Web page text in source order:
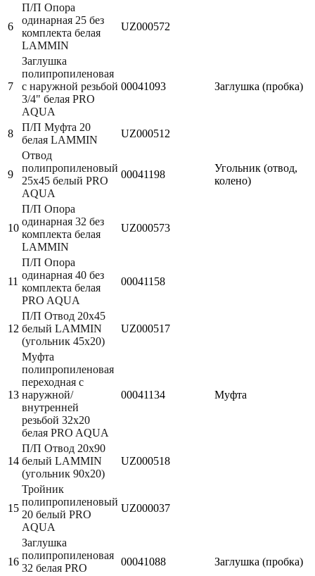
6
П/П Опора
одинарная 25 без
комплекта белая
LAMMIN
UZ000572
7
Заглушка
полипропиленовая
с наружной резьбой
3/4" белая PRO
AQUA
00041093 Заглушка (пробка)
8
П/П Муфта 20
белая LAMMIN
UZ000512
9
Отвод
полипропиленовый
25х45 белый PRO
AQUA
00041198
Угольник (отвод,
колено)
10
П/П Опора
одинарная 32 без
комплекта белая
LAMMIN
UZ000573
11
П/П Опора
одинарная 40 без
комплекта белая
PRO AQUA
00041158
12
П/П Отвод 20х45
белый LAMMIN
(угольник 45х20)
UZ000517
13
Муфта
полипропиленовая
переходная с
наружной/
внутренней
резьбой 32х20
белая PRO AQUA
00041134 Муфта
14
П/П Отвод 20х90
белый LAMMIN
(угольник 90х20)
UZ000518
15
Тройник
полипропиленовый
20 белый PRO
AQUA
UZ000037
16
Заглушка
полипропиленовая
32 белая PRO
00041088 Заглушка (пробка)